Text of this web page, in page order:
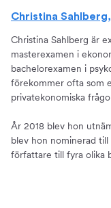
Christina
Christina Sahlberg är
masterexamen i
bachelorexamen i
förekommer ofta som
privatekonomiska
År 2018 blev hon
blev hon nominerad
författare till fyra olika